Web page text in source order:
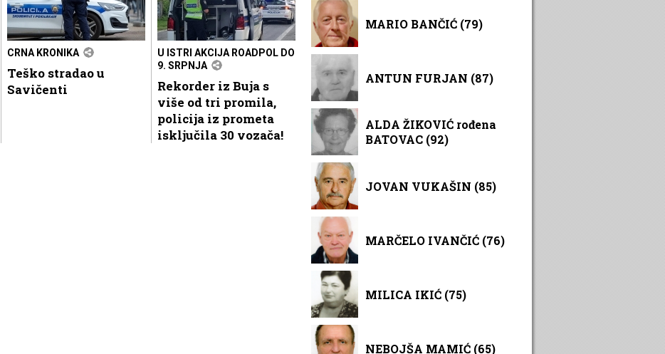
CRNA KRONIKA
Teško stradao u
Savičenti
U ISTRI AKCIJA ROADPOL DO
9. SRPNJA
Rekorder iz Buja s
više od tri promila,
policija iz prometa
isključila 30 vozača!
MARIO BANČIĆ (79)
ANTUN FURJAN (87)
ALDA ŽIKOVIĆ rođena
BATOVAC (92)
JOVAN VUKAŠIN (85)
MARČELO IVANČIĆ (76)
MILICA IKIĆ (75)
NEBOJŠA MAMIĆ (65)